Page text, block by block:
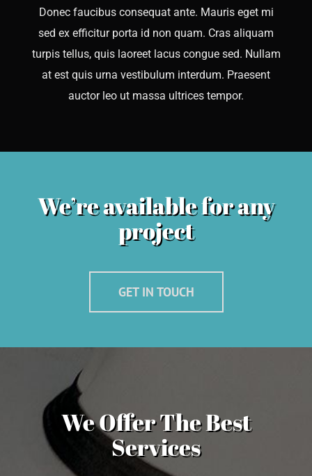
Donec faucibus consequat ante. Mauris eget mi
sed ex efficitur porta id non quam. Cras aliquam
turpis tellus, quis laoreet lacus congue sed. Nullam
at est quis urna vestibulum interdum. Praesent
auctor leo ut massa ultrices tempor.
We’re available for any
project
GET IN TOUCH
We Offer The Best
Services